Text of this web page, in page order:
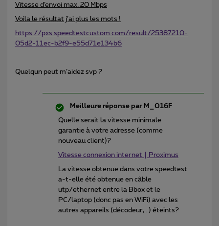
Vitesse d’envoi max. 20 Mbps
Voila le résultat j’ai plus les mots !
https://pxs.speedtestcustom.com/result/25387210-
05d2-11ec-b2f9-e55d71e134b6
Quelqun peut m’aidez svp ?
Meilleure réponse par M_016F
Quelle serait la vitesse minimale
garantie à votre adresse (comme
nouveau client)?
Vitesse connexion internet | Proximus
La vitesse obtenue dans votre speedtest
a-t-elle été obtenue en câble
utp/ethernet entre la Bbox et le
PC/laptop (donc pas en WiFi) avec les
autres appareils (décodeur, ..) éteints?